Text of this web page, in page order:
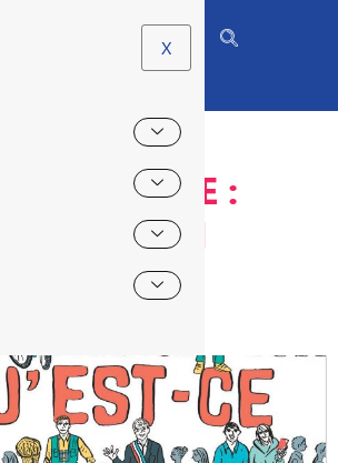
X
ENSEMBLE :
CE QU’ON